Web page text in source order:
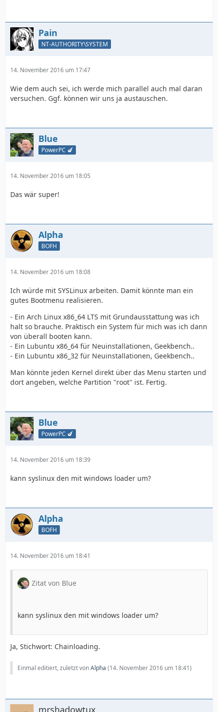
Pain
NT-AUTHORITY\SYSTEM
14. November 2016 um 17:47
Wie dem auch sei, ich werde mich parallel auch mal daran
versuchen. Ggf. können wir uns ja austauschen.
Blue
PowerPC 🍆
14. November 2016 um 18:05
Das wär super!
Alpha
BOFH
14. November 2016 um 18:08
Ich würde mit SYSLinux arbeiten. Damit könnte man ein
gutes Bootmenu realisieren.
- Ein Arch Linux x86_64 LTS mit Grundausstattung was ich
halt so brauche. Praktisch ein System für mich was ich dann
von überall booten kann.
- Ein Lubuntu x86_64 für Neuinstallationen, Geekbench..
- Ein Lubuntu x86_32 für Neuinstallationen, Geekbench..
Man könnte jeden Kernel direkt über das Menu starten und
dort angeben, welche Partition "root" ist. Fertig.
Blue
PowerPC 🍆
14. November 2016 um 18:39
kann syslinux den mit windows loader um?
Alpha
BOFH
14. November 2016 um 18:41
Zitat von Blue
kann syslinux den mit windows loader um?
Ja, Stichwort: Chainloading.
Einmal editiert, zuletzt vonAlpha (14. November 2016 um 18:41)
mrshadowtux